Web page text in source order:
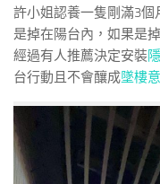
許小姐認養一隻剛滿3
是掉在陽台內，如果是
經過有人推薦決定安裝
台行動且不會釀成墜樓